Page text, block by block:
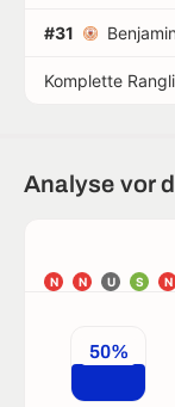
#31
Komplette
Analyse vor
N N U S N
50%